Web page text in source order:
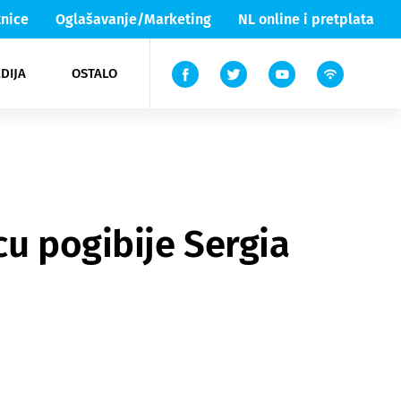
Oglašavanje/Marketing NL online i pretplata
OSTALO
Lika & Senj
TV
pogibije Sergia